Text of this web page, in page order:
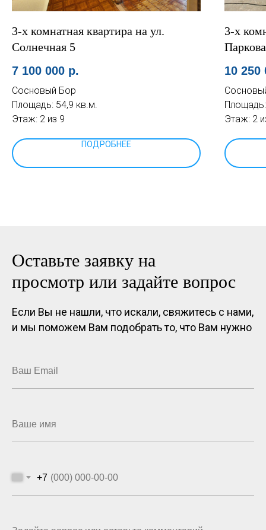
3-х комнатная квартира на ул.
Солнечная 5
7 100 000 р.
Сосновый Бор
Площадь: 54,9 кв.м.
Этаж: 2 из 9
ПОДРОБНЕЕ
3-х
10 250
Этаж: 2
Оставьте заявку на
просмотр или задайте вопрос
Если Вы не нашли, что искали, свяжитесь с нами,
и мы поможем Вам подобрать то, что Вам нужно
Ваш Email
Ваше имя
+7